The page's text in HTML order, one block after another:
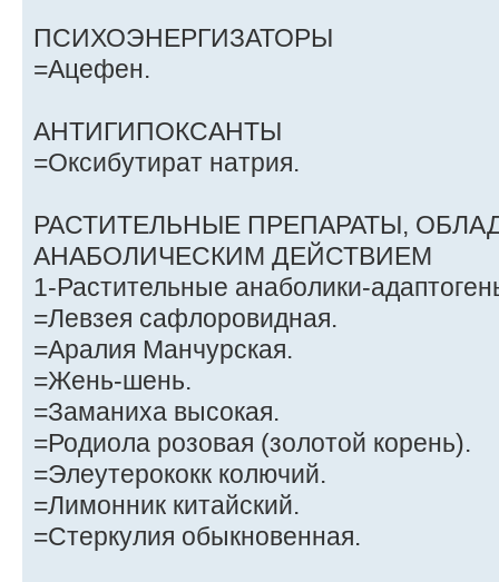
ПСИХОЭНЕРГИЗАТОРЫ
=Ацефен.
АНТИГИПОКСАНТЫ
=Оксибутират натрия.
РАСТИТЕЛЬНЫЕ ПРЕПАРАТЫ,
АНАБОЛИЧЕСКИМ ДЕЙСТВИЕМ
1-Растительные анаболики-
=Левзея сафлоровидная.
=Аралия Манчурская.
=Жень-шень.
=Заманиха высокая.
=Родиола розовая (золотой корень).
=Элеутерококк колючий.
=Лимонник китайский.
=Стеркулия обыкновенная.